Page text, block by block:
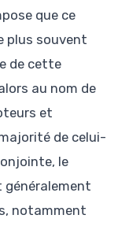
que ce
plus souvent
de cette
au nom de
et
de celui-
le
généralement
notamment